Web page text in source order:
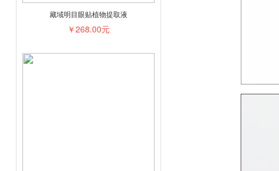
藏域明目眼贴植物提取液
￥268.00元